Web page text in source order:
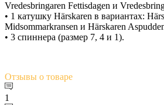
Vredesbringaren Fettisdagen и
• 1 катушку Härskaren в вариантах:
Midsommarkransen и Härskaren
• 3 спиннера (размер 7, 4 и 1).
Отзывы о товаре
1